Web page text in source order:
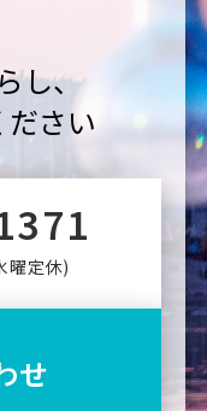
し、
さい
曜定休)
せ